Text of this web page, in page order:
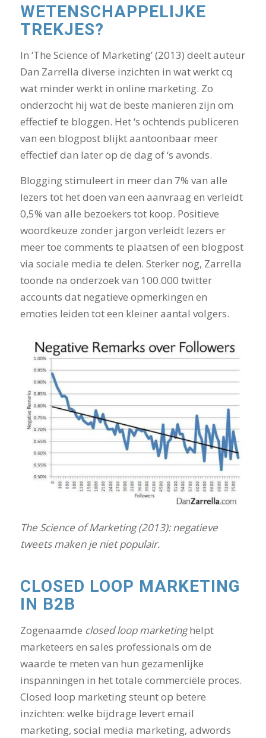
WETENSCHAPPELIJKE
TREKJES?
In ‘The Science of Marketing’ (2013) deelt auteur
Dan Zarrella diverse inzichten in wat werkt cq
wat minder werkt in online marketing. Zo
onderzocht hij wat de beste manieren zijn om
effectief te bloggen. Het ‘s ochtends publiceren
van een blogpost blijkt aantoonbaar meer
effectief dan later op de dag of ‘s avonds.
Blogging stimuleert in meer dan 7% van alle
lezers tot het doen van een aanvraag en verleidt
0,5% van alle bezoekers tot koop. Positieve
woordkeuze zonder jargon verleidt lezers er
meer toe comments te plaatsen of een blogpost
via sociale media te delen. Sterker nog, Zarrella
toonde na onderzoek van 100.000 twitter
accounts dat negatieve opmerkingen en
emoties leiden tot een kleiner aantal volgers.
The Science of Marketing (2013): negatieve
tweets maken je niet populair.
CLOSED LOOP MARKETING
IN B2B
Zogenaamde closed loop marketinghelpt
marketeers en sales professionals om de
waarde te meten van hun gezamenlijke
inspanningen in het totale commerciële proces.
Closed loop marketing steunt op betere
inzichten: welke bijdrage levert email
marketing, social media marketing, adwords